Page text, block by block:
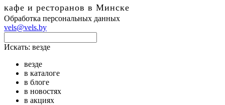
кафе и ресторанов в Минске
Обработка персональных данных
vels@vels.by
Искать: везде
везде
в каталоге
в блоге
в новостях
в акциях